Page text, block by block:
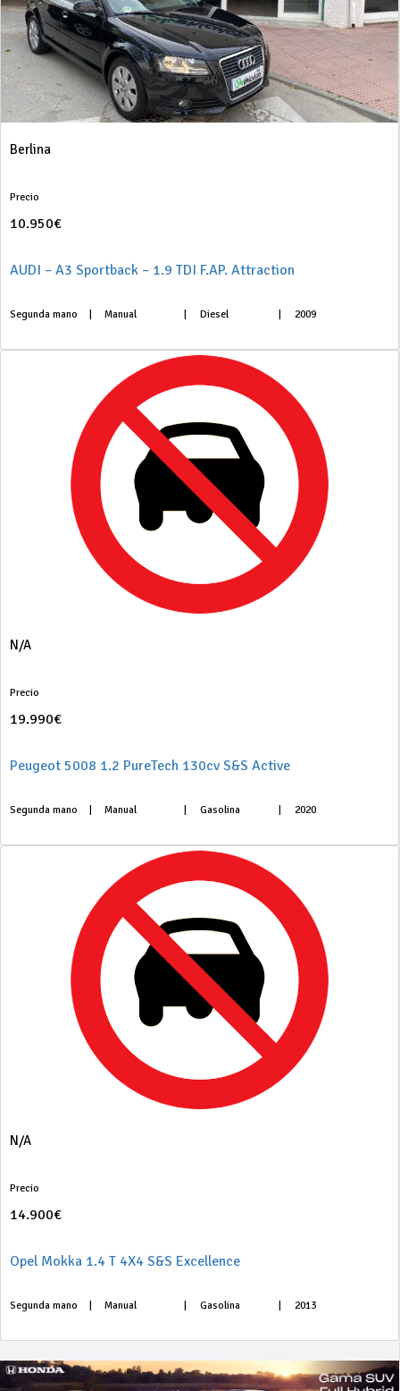
Berlina
Precio
10.950€
AUDI – A3 Sportback – 1.9 TDI F.AP. Attraction
Segunda mano Manual Diesel 2009
N/A
Precio
19.990€
Peugeot 5008 1.2 PureTech 130cv S&S Active
Segunda mano Manual Gasolina 2020
N/A
Precio
14.900€
Opel Mokka 1.4 T 4X4 S&S Excellence
Segunda mano Manual Gasolina 2013